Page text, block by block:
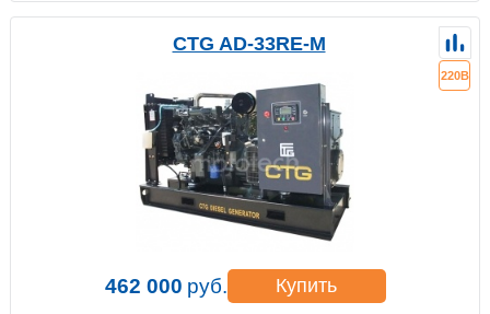
CTG AD-33RE-M
220В
462 000 руб. Купить